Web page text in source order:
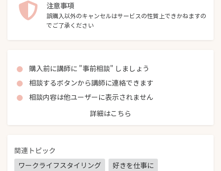
注意事項
誤購入以外のキャンセルはサービスの性質上できかねますの
でご了承ください
購入前に講師に "事前相談" しましょう
相談するボタンから講師に連絡できます
相談内容は他ユーザーに表示されません
詳細はこちら
関連トピック
ワークライフスタイリング
好きを仕事に